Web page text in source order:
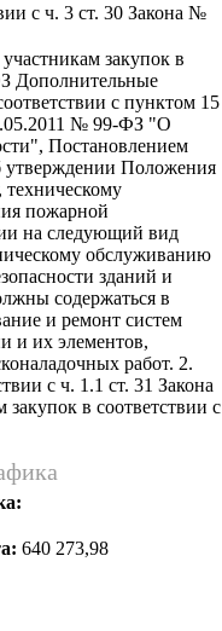
с ч. 3 ст. 30 Закона №
закупок в
Дополнительные
с пунктом 15
№ 99-ФЗ "О
Постановлением
Положения
техническому
пожарной
на следующий вид
обслуживанию
зданий и
содержаться в
и ремонт систем
и их элементов,
работ. 2.
с ч. 1.1 ст. 31 Закона
в соответствии с
640 273,98